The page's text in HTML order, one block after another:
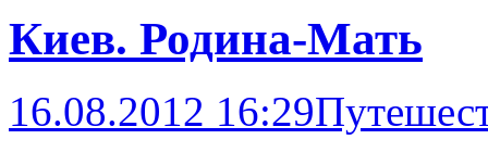
Киев. Родина-Мать
16.08.2012 16:29